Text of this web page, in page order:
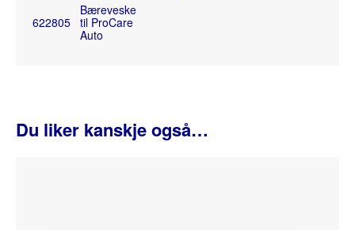
622805
Bæreveske
til ProCare
Auto
Du liker kanskje også…